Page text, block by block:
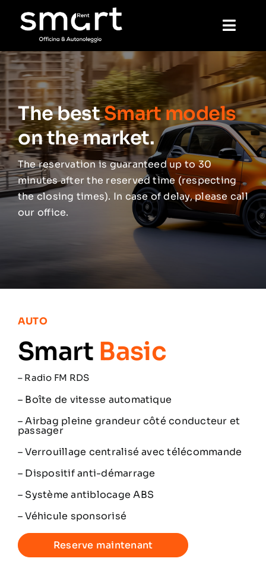
Home
De location
Mécanique
Laver
Réservation
Français
The bestSmart models
on the market.
The reservation is guaranteed up to 30
minutes after the reserved time (respecting
the closing times). In case of delay, please call
our office.
AUTO
Smart Basic
– Radio FM RDS
– Boîte de vitesse automatique
– Airbag pleine grandeur côté conducteur et
passager
– Verrouillage centralisé avec télécommande
– Dispositif anti-démarrage
– Système antiblocage ABS
– Véhicule sponsorisé
Reserve maintenant